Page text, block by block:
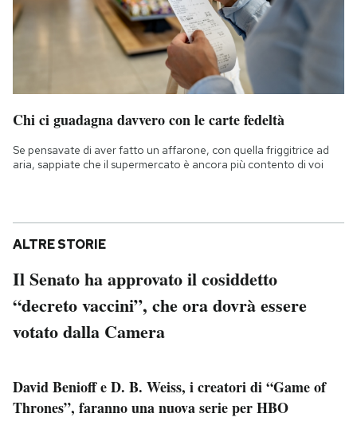
Chi ci guadagna davvero con le carte fedeltà
Se pensavate di aver fatto un affarone, con quella friggitrice ad
aria, sappiate che il supermercato è ancora più contento di voi
ALTRE STORIE
Il Senato ha approvato il cosiddetto
“decreto vaccini”, che ora dovrà essere
votato dalla Camera
David Benioff e D. B. Weiss, i creatori di “Game of
Thrones”, faranno una nuova serie per HBO